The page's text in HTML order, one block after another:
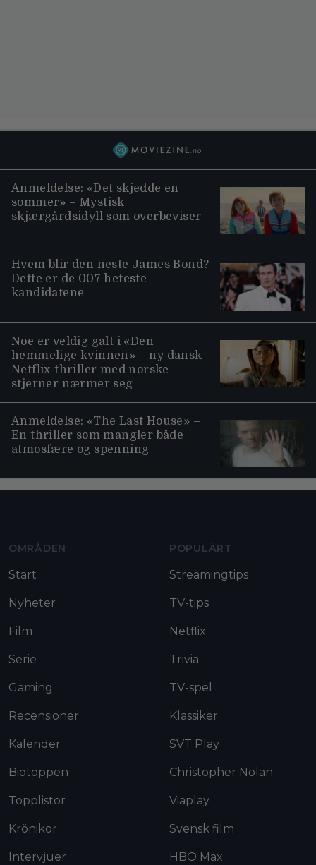
Anmeldelse: «Det skjedde en
sommer» – Mystisk
skjærgårdsidyll som overbeviser
Hvem blir den neste James Bond?
Dette er de 007 heteste
kandidatene
Noe er veldig galt i «Den
hemmelige kvinnen» – ny dansk
Netflix-thriller med norske
stjerner nærmer seg
Anmeldelse: «The Last House» –
En thriller som mangler både
atmosfære og spenning
OMRÅDEN
Start
Nyheter
Film
Serie
Gaming
Recensioner
Kalender
Biotoppen
Topplistor
Krönikor
Intervjuer
POPULÄRT
Streamingtips
TV-tips
Netflix
Trivia
TV-spel
Klassiker
SVT Play
Christopher Nolan
Viaplay
Svensk film
HBO Max